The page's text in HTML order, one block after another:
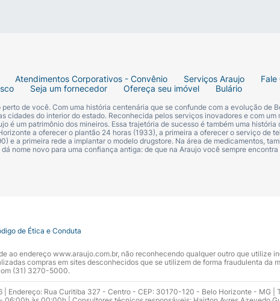
Atendimentos Corporativos - Convênio Serviços Araujo
Fale
Seja um fornecedor Ofereça seu imóvel Bulário
de você. Com uma história centenária que se confunde com a evolução de
cidades do interior do estado. Reconhecida pelos serviços inovadores e com um
é um patrimônio dos mineiros. Essa trajetória de sucesso é também uma história
a oferecer o plantão 24 horas (1933), a primeira a oferecer o serviço de
e a primeira rede a implantar o modelo drugstore. Na área de medicamentos,
nome novo para uma confiança antiga: de que na Araujo você sempre
de Ética e Conduta
ao endereço www.araujo.com.br, não reconhecendo qualquer outro que utilize
compras em sites desconhecidos que se utilizem de forma fraudulenta da
(31) 3270-5000.
| Endereço: Rua Curitiba 327 - Centro - CEP: 30170-120 - Belo Horizonte - MG |